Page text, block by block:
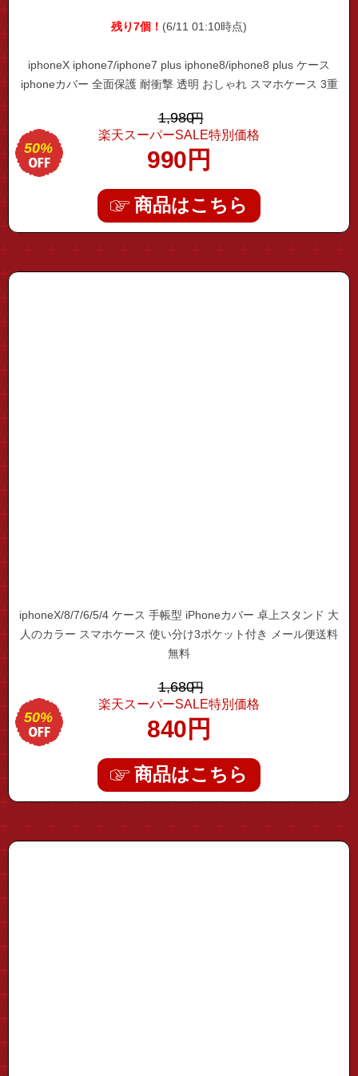
残り7個！ (6/11 01:10時点)
iphoneX iphone7/iphone7 plus iphone8/iphone8 plus ケース
iphoneカバー 全面保護 耐衝撃 透明 おしゃれ スマホケース 3重
1,980円
楽天スーパーSALE特別価格
990 円
50%
商品はこちら
"iphone02"
iphoneX/8/7/6/5/4 ケース 手帳型 iPhoneカバー 卓上スタンド 大
人のカラー スマホケース 使い分け3ポケット付き メール便送料
無料
1,680円
楽天スーパーSALE特別価格
840 円
50%
商品はこちら
"type-c-10hub01"